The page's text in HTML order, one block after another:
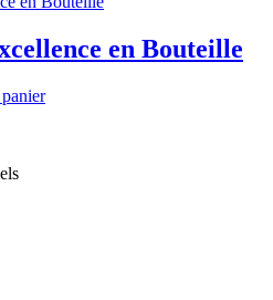
en Bouteille